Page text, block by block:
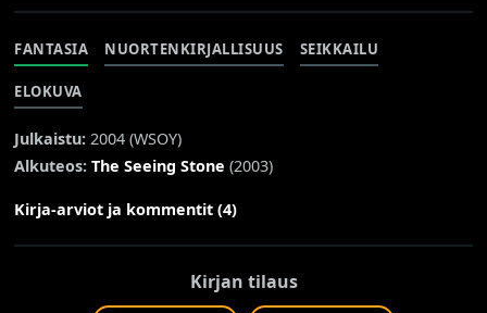
FANTASIA NUORTENKIRJALLISUUS SEIKKAILU
ELOKUVA
Julkaistu: 2004 (WSOY)
Alkuteos: The Seeing Stone (2003)
Kirja-arviot ja kommentit (4)
Kirjan tilaus